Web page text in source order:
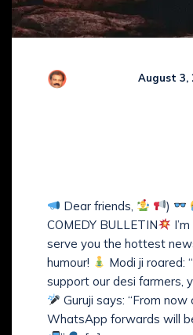
August 3,
Dear friends, )
COMEDY BULLETIN
serve you the hottest
humour!
Modi ji roared:
support our desi farmers,
Guruji says: “From now
WhatsApp forwards will